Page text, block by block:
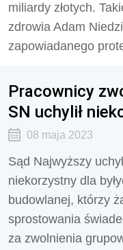
miliardy złotych.
zdrowia Adam
zapowiadanego
Pracownicy
SN uchylił
08 maja 2023
Sąd Najwyższy
niekorzystny dla
budowlanej, którzy
sprostowania
za zwolnienia